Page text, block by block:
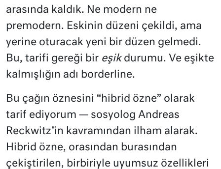
arasında kaldık. Ne modern ne
premodern. Eskinin düzeni çekildi, ama
yerine oturacak yeni bir düzen gelmedi.
Bu, tarifi gereği bir eşikdurumu. Ve eşikte
kalmışlığın adı borderline.
Bu çağın öznesini “hibrid özne” olarak
tarif ediyorum — sosyolog Andreas
Reckwitz’in kavramından ilham alarak.
Hibrid özne, orasından burasından
çekiştirilen, birbiriyle uyumsuz özellikleri